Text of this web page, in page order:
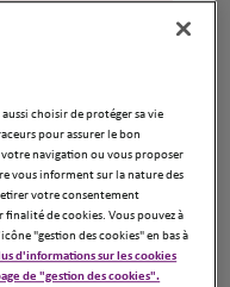
De Billy
aussi choisir de protéger sa vie
pour assurer le bon
navigation ou vous proposer
vous informent sur la nature des
votre consentement
de cookies. Vous pouvez à
"gestion des cookies" en bas à
d'informations sur les cookies
de "gestion des cookies".